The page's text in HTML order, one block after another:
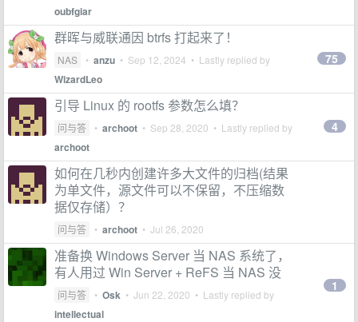
oubfgiar
群晖与威联通因 btrfs 打起来了！
NAS • anzu • Sep 12, 2024 • Lastly replied by
WizardLeo
75
引导 Linux 的 rootfs 参数怎么填？
问与答 • archoot • Sep 28, 2020 • Lastly replied by
archoot
4
如何在几秒内创建许多大文件的归档(结果
为单文件，源文件可以不保留，不压缩数
据仅存储）？
问与答 • archoot • Jul 26, 2020
准备换 Windows Server 当 NAS 系统了，
有人用过 Win Server + ReFS 当 NAS 没
问与答 • Osk • Jun 22, 2020 • Lastly replied by
intellectual
1